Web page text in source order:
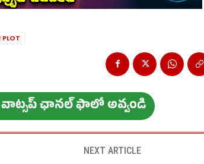
PLOT
ఛాన‌ల్ ఫాలో అవ్వండి
NEXT ARTICLE